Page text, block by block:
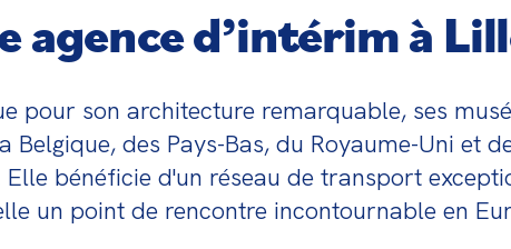
agence d’intérim à
pour son architecture remarquable, ses
des Pays-Bas, du Royaume-Uni et
bénéficie d'un réseau de transport
un point de rencontre incontournable en